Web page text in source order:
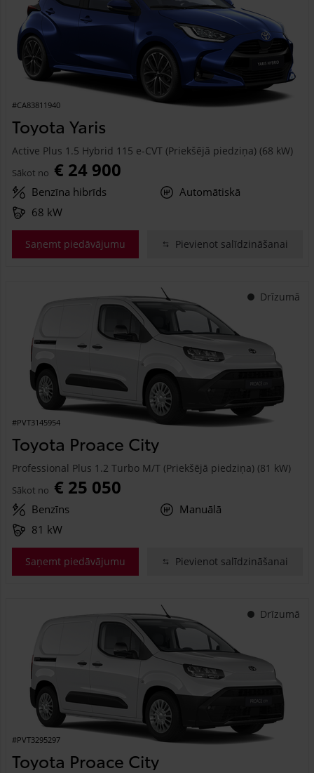
#CA83811940
Toyota Yaris
Active Plus 1.5 Hybrid 115 e-CVT (Priekšējā piedziņa) (68 kW)
Sākot no € 24 900
Benzīna hibrīds
Automātiskā
68 kW
Saņemt piedāvājumu Pievienot salīdzināšanai
Drīzumā
#PVT3145954
Toyota Proace City
Professional Plus 1.2 Turbo M/T (Priekšējā piedziņa) (81 kW)
Sākot no € 25 050
Benzīns
Manuālā
81 kW
Saņemt piedāvājumu Pievienot salīdzināšanai
Drīzumā
#PVT3295297
Toyota Proace City